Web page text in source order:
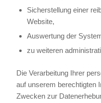
Sicherstellung einer
Website,
Auswertung der
zu weiteren
Die Verarbeitung Ihrer
auf unserem berechtigten
Zwecken zur